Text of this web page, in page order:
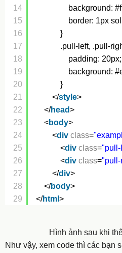
14
15
16
17
18
19
20
21
22
23
24
25
26
27
28
29
background:
border: 1px
}
.pull-left, .pull-
padding: 20px;
background:
}
</style>
</head>
<body>
<div class=
<div class="pull-
<div class="pull-
</div>
</body>
</html
Hình ảnh sau khi
Như vậy, xem code thì các bạn